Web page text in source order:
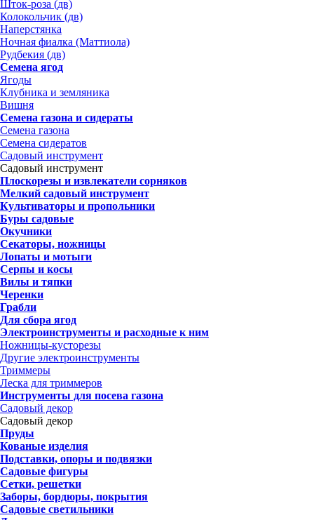
Шток-роза (дв)
Колокольчик (дв)
Наперстянка
Ночная фиалка (Маттиола)
Рудбекия (дв)
Семена ягод
Ягоды
Клубника и земляника
Вишня
Семена газона и сидераты
Семена газона
Семена сидератов
Садовый инструмент
Садовый инструмент
Плоскорезы и извлекатели сорняков
Мелкий садовый инструмент
Культиваторы и пропольники
Буры садовые
Окучники
Секаторы, ножницы
Лопаты и мотыги
Серпы и косы
Вилы и тяпки
Черенки
Грабли
Для сбора ягод
Электроинструменты и расходные к ним
Ножницы-кусторезы
Другие электроинструменты
Триммеры
Леска для триммеров
Инструменты для посева газона
Садовый декор
Садовый декор
Пруды
Кованые изделия
Подставки, опоры и подвязки
Садовые фигуры
Сетки, решетки
Заборы, бордюры, покрытия
Садовые светильники